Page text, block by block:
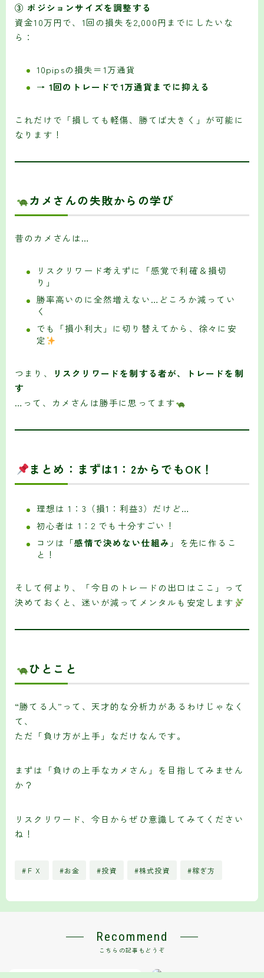
③ ポジションサイズを調整する
資金10万円で、1回の損失を2,000円までにしたいな
ら：
10pipsの損失＝1万通貨
→ 1回のトレードで1万通貨までに抑える
これだけで「損しても軽傷、勝てば大きく」が可能に
なります！
カメさんの失敗からの学び
昔のカメさんは…
リスクリワード考えずに「感覚で利確＆損切
り」
勝率高いのに全然増えない…どころか減ってい
く
でも「損小利大」に切り替えてから、徐々に安
定
つまり、
リスクリワードを制する者が、トレードを制
す
…って、カメさんは勝手に思ってます
まとめ：まずは1：2からでもOK！
理想は 1：3（損1：利益3）だけど…
初心者は 1：2 でも十分すごい！
コツは「感情で決めない仕組み 」を先に作るこ
と！
そして何より、「今日のトレードの出口はここ」って
決めておくと、迷いが減ってメンタルも安定します
ひとこと
“勝てる人”って、天才的な分析力があるわけじゃなく
て、
ただ「負け方が上手」なだけなんです。
まずは「負けの上手なカメさん」を目指してみません
か？
リスクリワード、今日からぜひ意識してみてください
ね！
#ＦＸ #お金 #投資 #株式投資 #稼ぎ方
Recommend
こちらの記事もどうぞ